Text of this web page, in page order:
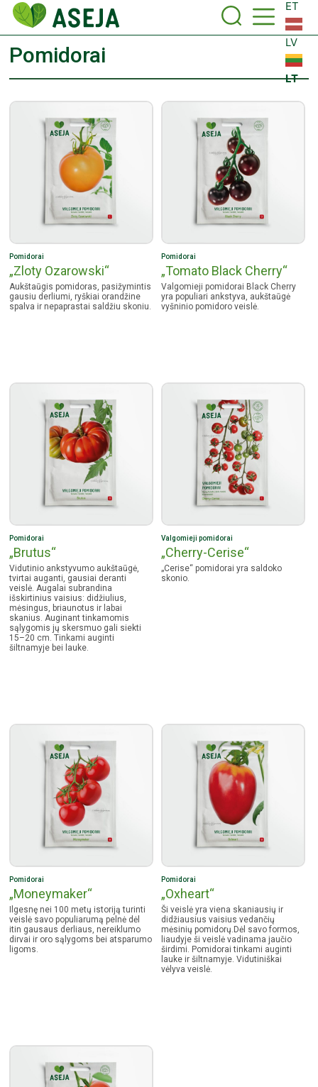
ET
LV
LT
Pomidorai
Pomidorai
„Zloty Ozarowski“
Aukštaūgis pomidoras, pasižymintis
gausiu derliumi, ryškiai orandžine
spalva ir nepaprastai saldžiu skoniu.
Pomidorai
„Tomato Black Cherry“
Valgomieji pomidorai Black Cherry
yra populiari ankstyva, aukštaūgė
vyšninio pomidoro veislė.
Pomidorai
„Brutus“
Vidutinio ankstyvumo aukštaūgė,
tvirtai auganti, gausiai deranti
veislė. Augalai subrandina
išskirtinius vaisius: didžiulius,
mėsingus, briaunotus ir labai
skanius. Auginant tinkamomis
sąlygomis jų skersmuo gali siekti
15–20 cm. Tinkami auginti
šiltnamyje bei lauke.
Valgomieji pomidorai
„Cherry-Cerise“
„Cerise“ pomidorai yra saldoko
skonio.
Pomidorai
„Moneymaker“
Ilgesnę nei 100 metų istoriją turinti
veislė savo populiarumą pelnė dėl
itin gausaus derliaus, nereiklumo
dirvai ir oro sąlygoms bei atsparumo
ligoms.
Pomidorai
„Oxheart“
Ši veislė yra viena skaniausių ir
didžiausius vaisius vedančių
mėsinių pomidorų.Dėl savo formos,
liaudyje ši veislė vadinama jaučio
širdimi. Pomidorai tinkami auginti
lauke ir šiltnamyje. Vidutiniškai
vėlyva veislė.